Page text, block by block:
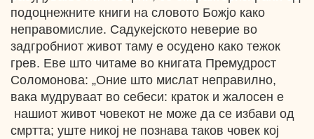
подоцнежните книги на словото Божјо како
неправомислие. Садукејското неверие во
задгробниот живот таму e осудено како тежок
грев. Еве што читаме во книгата Премудрост
Соломонова: „Оние што мислат неправилно,
вака мудруваат во себеси: краток и жалосен е
нашиот живот човекот не може да се избави од
смртта; уште никој не познава таков човек кој